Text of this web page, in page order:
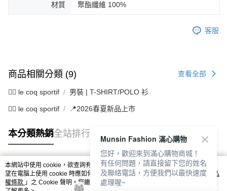
材質 聚酯纖維 100%
客服
商品相關分類 (9) 查看全部
🚴‍♂️ le coq sportif 男裝 | T-SHIRT/POLO 衫
🚴‍♂️ le coq sportif 📍2026春夏新品上市
本分類熱銷全站排行
熱門標籤
本網站中使用 cookie，欲查詢有關本網站使用 cookie 方式之詳情，及若您不希
望在電腦上使用 cookie 時應如何變更電腦的 cookie 設定，請參閱本網站「
隱私
權條款 」之 Cookie 聲明。您繼續使用本網站即表示您同意本公司得按本網站使
Munsin Fashion 滿心購物
您好，歡迎來到滿心購物商城！
有任何問題，請直接留下您的姓名
及聯絡電話，方便我們以最快速度
處理喔~